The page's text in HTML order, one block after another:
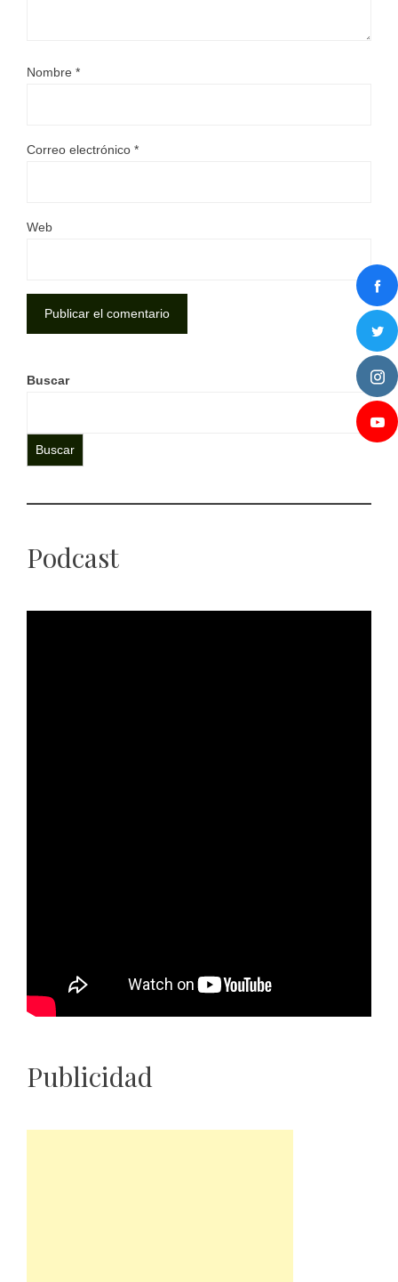
Nombre *
Correo electrónico *
Web
Buscar
Buscar
Podcast
Publicidad